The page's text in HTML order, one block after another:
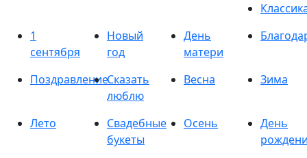
1
сентября
Новый
год
День
матери
ПоздравлениеСказать
люблю
Весна Зима
Лето
Свадебные
букеты
Осень
День